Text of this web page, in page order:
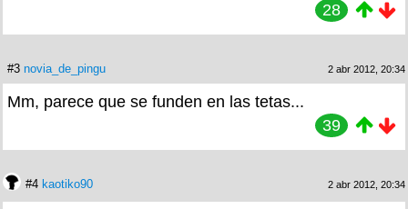
28
#3 novia_de_pingu 2 abr 2012, 20:34
Mm, parece que se funden en las tetas...
39
#4 kaotiko90 2 abr 2012, 20:34